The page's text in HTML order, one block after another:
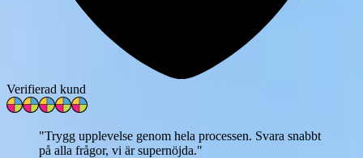
Verifierad kund
"Trygg upplevelse genom hela processen. Svara snabbt
på alla frågor, vi är supernöjda."